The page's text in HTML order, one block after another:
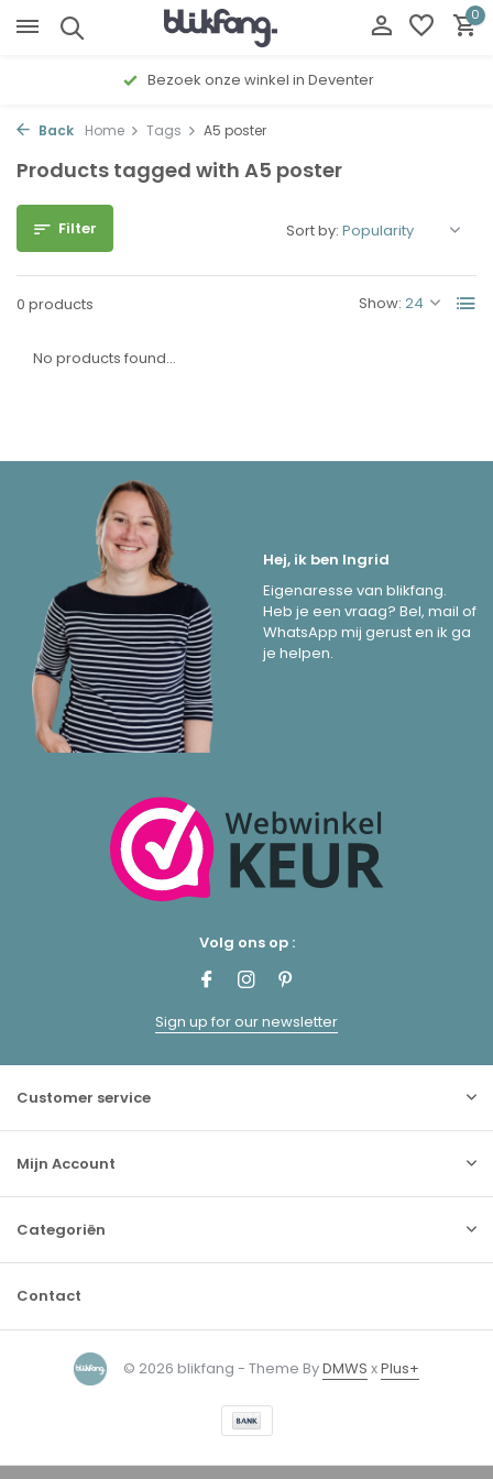
0
Bezoek onze winkel in Deventer
Back Home Tags A5 poster
Products tagged with A5 poster
Filter
0 products Show:
Sort by:
No products found...
Hej, ik ben Ingrid
Eigenaresse van blikfang.
Heb je een vraag? Bel, mail of
WhatsApp mij gerust en ik ga
je helpen.
Volg ons op :
Sign up for our newsletter
Customer service
Mijn Account
Categoriën
Contact
© 2026 blikfang - Theme ByDMWS xPlus+